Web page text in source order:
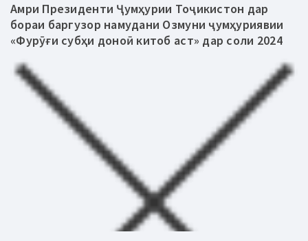
Амри Президенти Ҷумҳурии Тоҷикистон дар
бораи баргузор намудани Озмуни ҷумҳуриявии
«Фурӯғи субҳи доноӣ китоб аст» дар соли 2024